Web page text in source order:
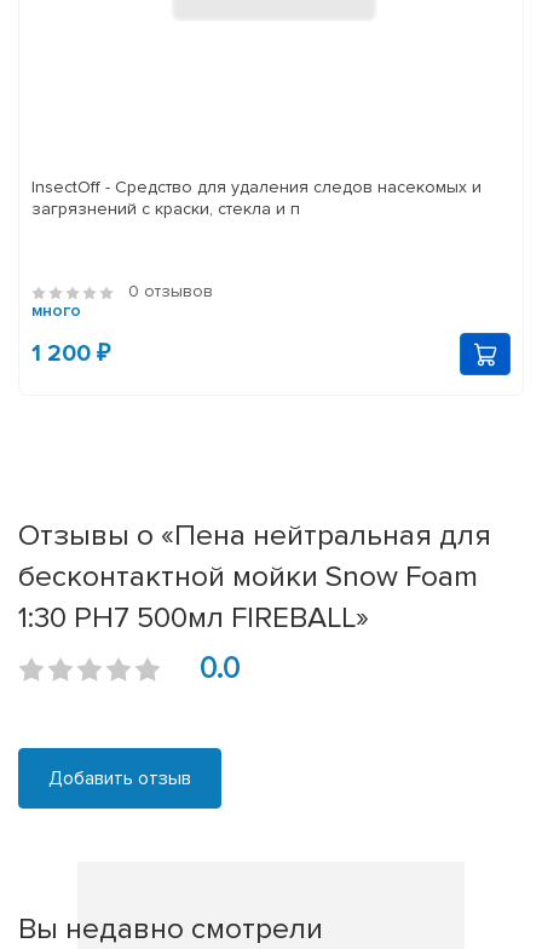
InsectOff - Средство для удаления следов насекомых и
загрязнений с краски, стекла и п
0 отзывов
много
1 200 ₽
Отзывы о «Пена нейтральная для
бесконтактной мойки Snow Foam
1:30 PH7 500мл FIREBALL»
0.0
Добавить отзыв
Вы недавно смотрели